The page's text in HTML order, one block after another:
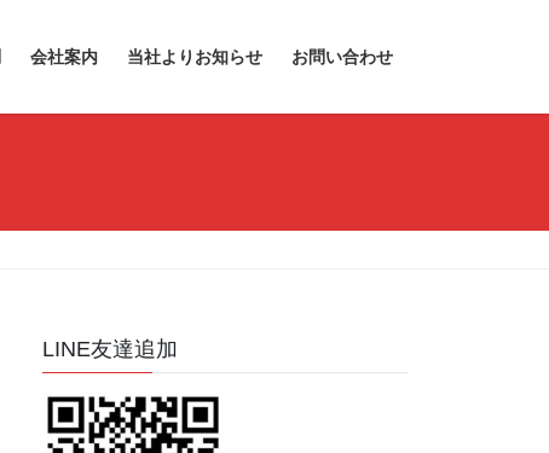
会社案内 当社よりお知らせ お問い合わせ
LINE友達追加